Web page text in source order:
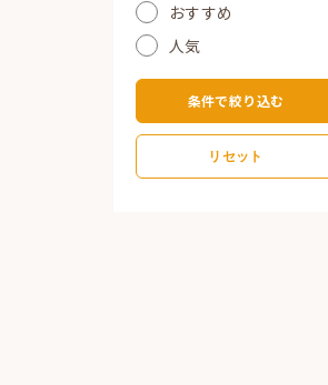
おすすめ
人気
条件で絞り込む
リセット